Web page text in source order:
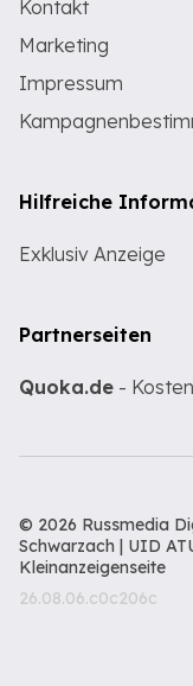
Kontakt
Marketing
Impressum
Hilfreiche
Exklusiv Anzeige
Partnerseiten
Quoka.de -
© 2026 Russmedia
Schwarzach | UID
Kleinanzeigenseite
26.08.06.c0c206c